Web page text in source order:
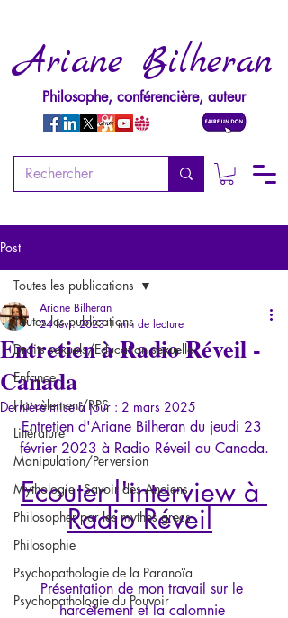
Ariane Bilheran
Philosophe, conférencière, auteur
Post
Toutes les publications
Droits sexuels/Education sexuelle
Enfance
Harcèlement/RPS
Littérature
Manipulation/Perversion
Mythologie - Savoir des Anciens
Philosopher par les mythes grecs
Philosophie
Psychopathologie de la Paranoïa
Psychopathologie du Pouvoir
Toutes les publications
Entretien à Radio Réveil -
Canada
Ariane Bilheran
24 févr. 2023 1 min de lecture
Dernière mise à jour : 2 mars 2025
Entretien d'Ariane Bilheran du jeudi 23
février 2023 à Radio Réveil au Canada.
Ecouter l'interview à
Radio Réveil
Présentation de mon travail sur le
harcèlement et la calomnie